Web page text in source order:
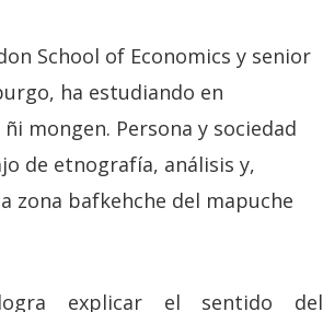
School of Economics y senior
ha estudiando en
mongen. Persona y sociedad
de etnografía, análisis y,
zona bafkehche del mapuche
explicar el sentido del